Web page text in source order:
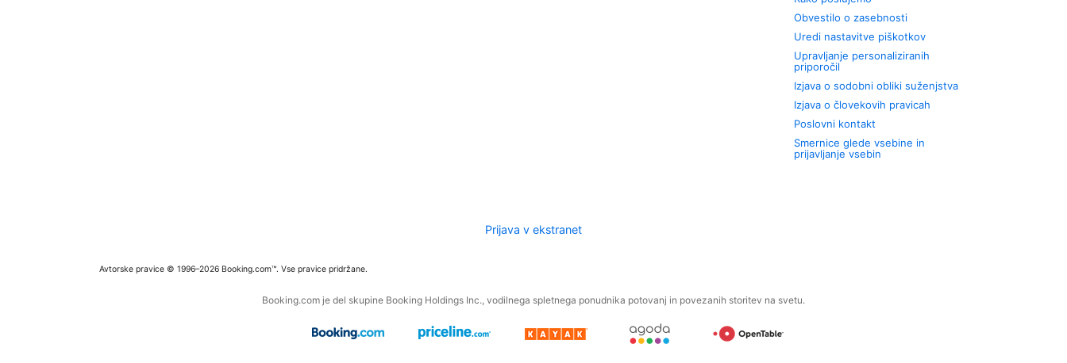
Obvestilo o zasebnosti
Uredi nastavitve piškotkov
Upravljanje personaliziranih
priporočil
Izjava o sodobni obliki suženjstva
Izjava o človekovih pravicah
Poslovni kontakt
Smernice glede vsebine in
prijavljanje vsebin
Prijava v ekstranet
Avtorske pravice © 1996–2026 Booking.com™. Vse pravice pridržane.
Booking.com je del skupine Booking Holdings Inc., vodilnega spletnega ponudnika potovanj in povezanih storitev na svetu.